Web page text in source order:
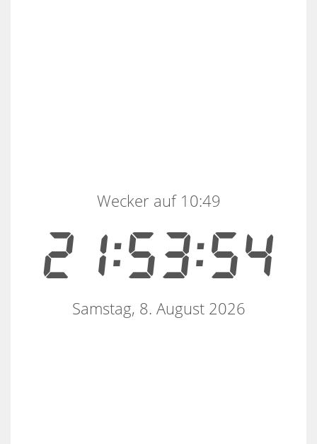
21:53:55
Wecker auf 10:49
Samstag, 8. August 2026